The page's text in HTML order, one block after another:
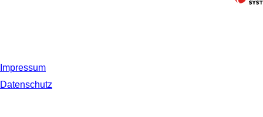
Impressum
Datenschutz